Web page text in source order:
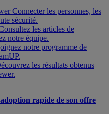
Connecter les personnes, les
sécurité.
les articles de
notre équipe.
notre programme de
les résultats obtenus
rapide de son offre